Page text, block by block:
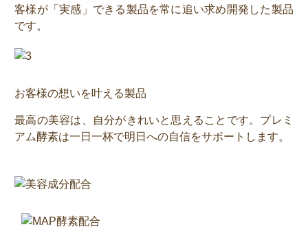
客様が「実感」できる製品を常に追い求め開発した製品
です。
お客様の想いを叶える製品
最高の美容は、自分がきれいと思えることです。プレミ
アム酵素は一日一杯で明日への自信をサポートします。